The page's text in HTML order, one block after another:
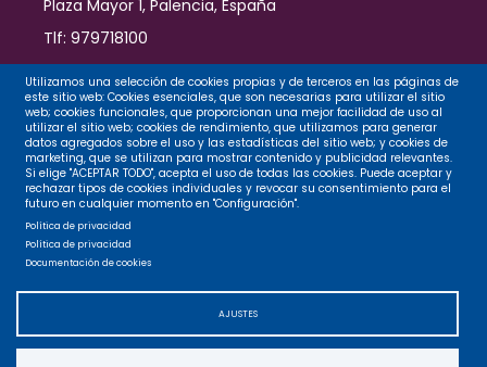
Plaza Mayor 1, Palencia, España
Tlf: 979718100
Contacto
Legal
Privacidad
Accesibilidad
Utilizamos una selección de cookies propias y de terceros en las páginas de
este sitio web: Cookies esenciales, que son necesarias para utilizar el sitio
web; cookies funcionales, que proporcionan una mejor facilidad de uso al
utilizar el sitio web; cookies de rendimiento, que utilizamos para generar
datos agregados sobre el uso y las estadísticas del sitio web; y cookies de
marketing, que se utilizan para mostrar contenido y publicidad relevantes.
Si elige "ACEPTAR TODO", acepta el uso de todas las cookies. Puede aceptar y
rechazar tipos de cookies individuales y revocar su consentimiento para el
futuro en cualquier momento en "Configuración".
Política de privacidad
Política de privacidad
Documentación de cookies
AJUSTES